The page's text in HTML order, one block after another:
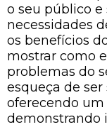
o seu público e
necessidades
os benefícios
mostrar como
problemas do
esqueça de
oferecendo
demonstrando